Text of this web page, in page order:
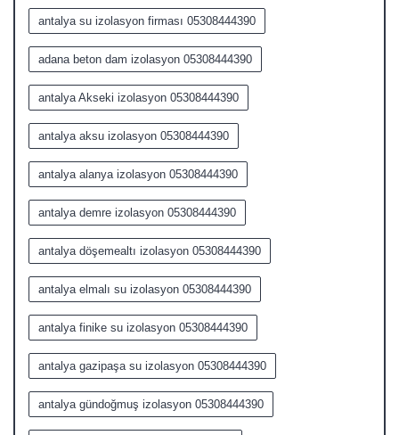
antalya su izolasyon firması 05308444390
adana beton dam izolasyon 05308444390
antalya Akseki izolasyon 05308444390
antalya aksu izolasyon 05308444390
antalya alanya izolasyon 05308444390
antalya demre izolasyon 05308444390
antalya döşemealtı izolasyon 05308444390
antalya elmalı su izolasyon 05308444390
antalya finike su izolasyon 05308444390
antalya gazipaşa su izolasyon 05308444390
antalya gündoğmuş izolasyon 05308444390